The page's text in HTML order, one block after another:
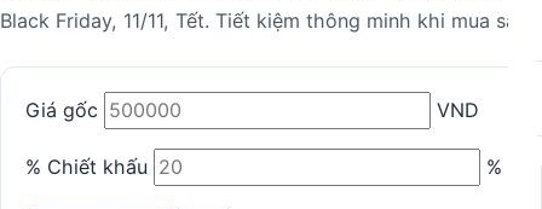
Black Friday, 11/11, Tết. Tiết kiệm thông minh khi mua sắm.
Máy
Giá gốc VND
% Chiết khấu %